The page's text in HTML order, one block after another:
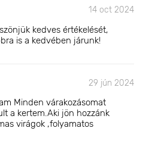
14 oct 2024
kedves értékelését,
is a kedvében járunk!
29 jún 2024
Minden várakozásomat
a kertem.Aki jön hozzánk
virágok ,folyamatos